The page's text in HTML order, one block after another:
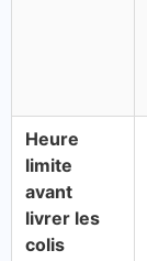
Heure
limite
avant
livrer les
colis